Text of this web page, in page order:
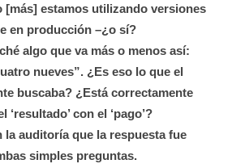
[más] estamos utilizando versiones
en producción –¿o sí?
algo que va más o menos así:
nueves”. ¿Es eso lo que el
buscaba? ¿Está correctamente
con el ‘pago’?
la auditoría que la respuesta fue
simples preguntas.